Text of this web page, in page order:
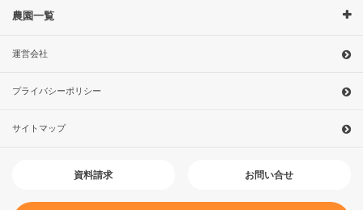
農園一覧
運営会社
プライバシーポリシー
サイトマップ
資料請求 お問い合せ